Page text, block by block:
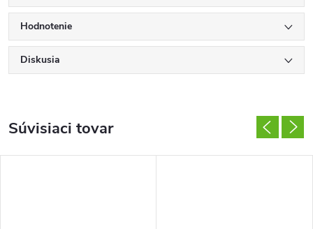
Hodnotenie
Diskusia
Súvisiaci tovar